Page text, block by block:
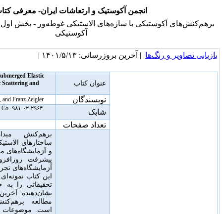
آکوستیک و ارتعاشات ایران- معرفی کتاب
با سازه‌های الاستیکی غوطه‌ور - بخش اول: پراکندگی و تشدید‌های
آخرین بروزرسانی: ۱۴۰۱/۵/۱۳ |
Acoustic Interactions with Submerged Elastic
Structures—Part I: Acoustic Scattering and
Ardeshir Guran, Jean Ripoche, and Franz Zeigler
۹۸۱-۰۲-۲۹۶۴-X, World Scientific Publishing Co.
۳۴۳
برهم‌کنش میدان‌های آکوستیکی با
ساختارهای الاستیکی غوطه‌ور در موسسات
و آزمایشگاه‌های مختلف در سراسر جهان با
پیشرفت روزافزون مدل‌سازی، آنالیز و
آزمایشگاه‌های تجربی در حال بررسی است.
این کتاب نمونه‌ای از فعالیت‌های این مراکز
تحقیقاتی را به خواننده ارائه می‌دهد که
نشان‌دهنده آخرین پیشرفت‌های علمی در
مطالعه برهم‌کنش‌های آکوستیک-الاستیک
موضوعات مطرح شده در این جلد